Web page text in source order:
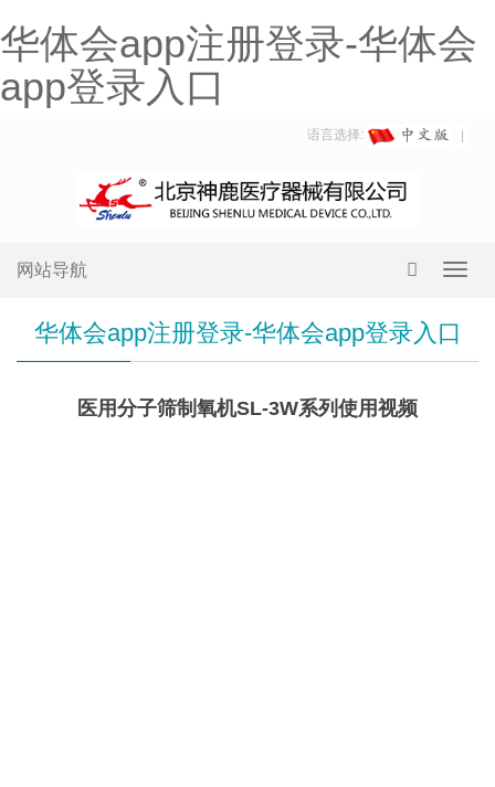
华体会app注册登录-华体会
app登录入口
语言选择:
网站导航
华体会app注册登录-华体会app登录入口
医用分子筛制氧机SL-3W系列使用视频